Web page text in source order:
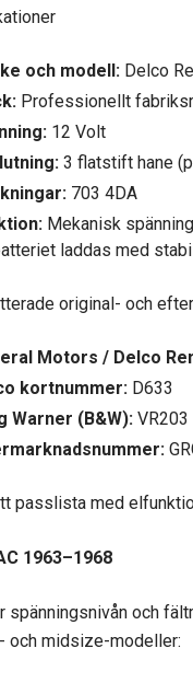
och modell: Delco
Professionellt
12 Volt
3 flatstift hane
703 4DA
Mekanisk
laddas med
original- och
Motors / Delco
kortnummer: D633
Warner (B&W): VR203
passlista med
1963–1968
spänningsnivån och
och midsize-modeller: